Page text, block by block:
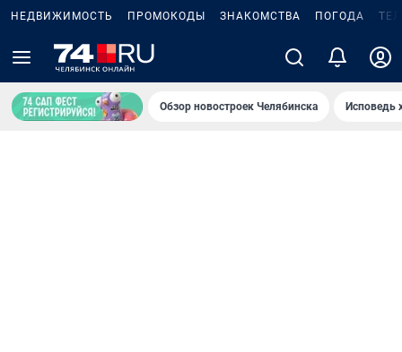
НЕДВИЖИМОСТЬ ПРОМОКОДЫ ЗНАКОМСТВА ПОГОДА
Обзор новостроек Челябинска Исповедь